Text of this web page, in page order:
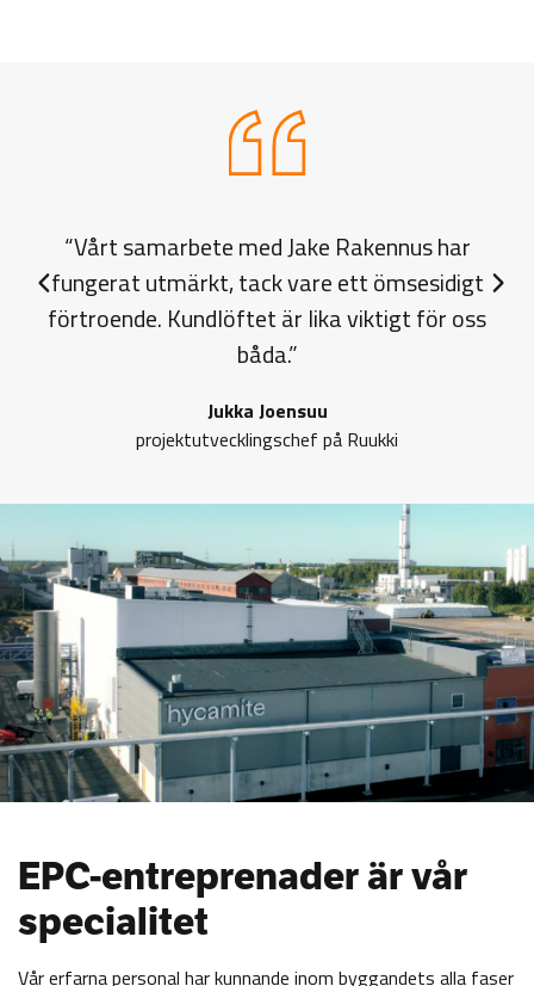
“Vårt samarbete med Jake Rakennus har
fungerat utmärkt, tack vare ett ömsesidigt
förtroende. Kundlöftet är lika viktigt för oss
båda.”
Jukka Joensuu
projektutvecklingschef på Ruukki
Previous slide
EPC-entreprenader är vår
specialitet
Vår erfarna personal har kunnande inom byggandets alla faser